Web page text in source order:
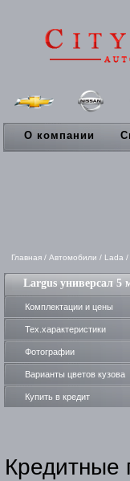
О компании
Главная / Автомобили / Lada /
Largus универсал 5
Комплектации и цены
Тех.характеристики
Фотографии
Варианты цветов кузова
Купить в кредит
Кредитные